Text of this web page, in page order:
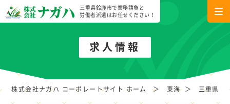
三重県鈴鹿市で業務請負と
労働者派遣はお任せください！
求人情報
株式会社ナガハ コーポレートサイト ホーム 東海 三重県